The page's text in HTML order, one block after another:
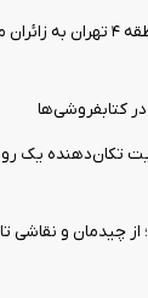
خدمت‌رسانی خادمیاران منطقه ۴
در کتابفروشی‌ها
تکان‌دهنده یک
از چیدمان و نقاشی